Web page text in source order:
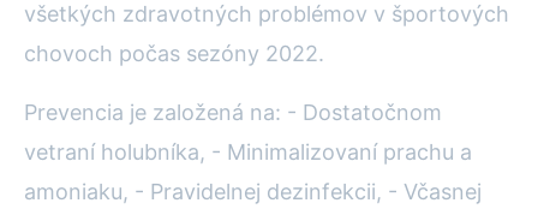
všetkých zdravotných problémov v športových
chovoch počas sezóny 2022.
Prevencia je založená na: - Dostatočnom
vetraní holubníka, - Minimalizovaní prachu a
amoniaku, - Pravidelnej dezinfekcii, - Včasnej